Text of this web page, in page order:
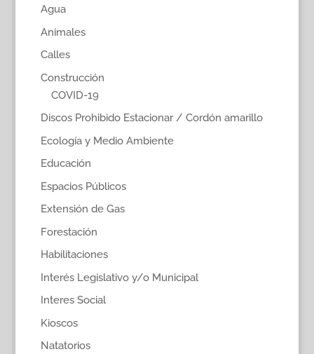
Agua
Animales
Calles
Construcción
COVID-19
Discos Prohibido Estacionar / Cordón amarillo
Ecología y Medio Ambiente
Educación
Espacios Públicos
Extensión de Gas
Forestación
Habilitaciones
Interés Legislativo y/o Municipal
Interes Social
Kioscos
Natatorios